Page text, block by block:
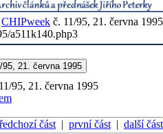
CHIPweek č. 11/95, 21. června 1995
a511k140.php3
Vyšlo v týdeníku CHIPweek č. 11/95, 21. června 1995
95, 21. června 1995
část | první část | další část